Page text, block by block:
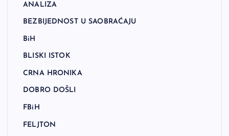
ANALIZA
BEZBIJEDNOST U SAOBRAĆAJU
BiH
BLISKI ISTOK
CRNA HRONIKA
DOBRO DOŠLI
FBiH
FELJTON